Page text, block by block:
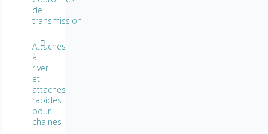
de
transmission
Attaches
à
river
et
attaches
rapides
pour
chaines